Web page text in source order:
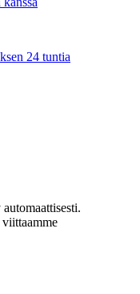
24 tuntia